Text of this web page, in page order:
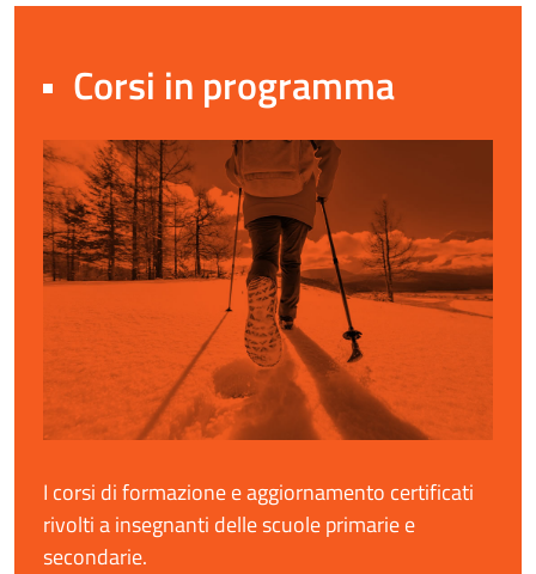
Corsi in programma
I corsi di formazione e aggiornamento certificati
rivolti a insegnanti delle scuole primarie e
secondarie.